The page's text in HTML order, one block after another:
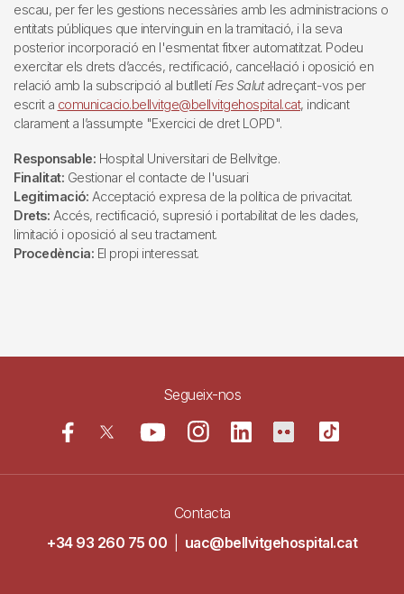
escau, per fer les gestions necessàries amb les administracions o
entitats públiques que intervinguin en la tramitació, i la seva
posterior incorporació en l'esmentat fitxer automatitzat. Podeu
exercitar els drets d’accés, rectificació, cancel·lació i oposició en
relació amb la subscripció al butlletí Fes Salutadreçant-vos per
escrit a comunicacio.bellvitge@bellvitgehospital.cat, indicant
clarament a l’assumpte "Exercici de dret LOPD".
Responsable: Hospital Universitari de Bellvitge.
Finalitat: Gestionar el contacte de l'usuari
Legitimació: Acceptació expresa de la política de privacitat.
Drets: Accés, rectificació, supresió i portabilitat de les dades,
limitació i oposició al seu tractament.
Procedència: El propi interessat.
Segueix-nos
Contacta
+34 93 260 75 00
uac@bellvitgehospital.cat